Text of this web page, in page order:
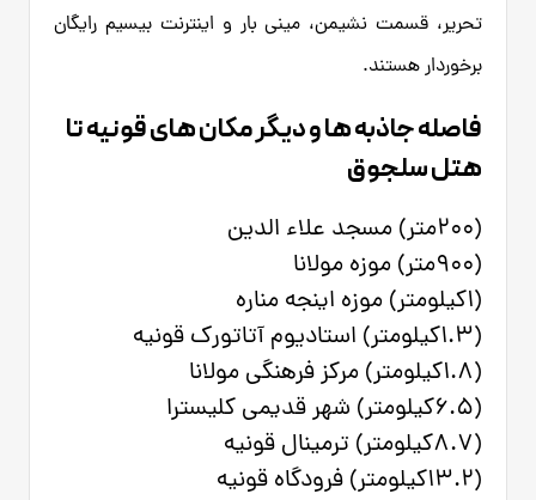
تحریر، قسمت نشیمن، مینی بار و اینترنت بیسیم رایگان
برخوردار هستند.
فاصله جاذبه ها و دیگر مکان های قونیه تا
هتل سلجوق
(200متر) مسجد علاء الدین
(900متر) موزه مولانا
(1کیلومتر) موزه اینجه مناره
(1.3کیلومتر) استادیوم آتاتورک قونیه
(1.8کیلومتر) مرکز فرهنگی مولانا
(6.5کیلومتر) شهر قدیمی کلیسترا
(8.7کیلومتر) ترمینال قونیه
(13.2کیلومتر) فرودگاه قونیه